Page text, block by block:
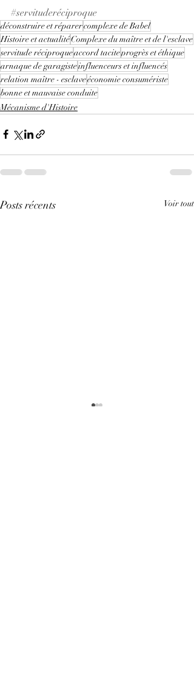
#servituderéciproque
déconstruire et réparercomplexe de Babel
Histoire et actualitéComplexe du maître et de l'esclave
servitude réciproqueaccord taciteprogrès et éthique
arnaque de garagisteinfluenceurs et influencés
relation maître - esclaveéconomie consumériste
bonne et mauvaise conduite
Mécanisme d'Histoire
Posts récents Voir tout